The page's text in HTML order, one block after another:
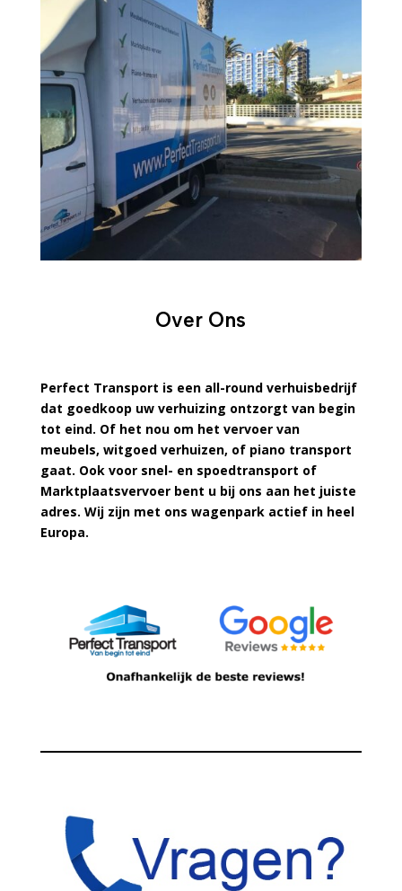
Over Ons
Perfect Transport is een all-round verhuisbedrijf
dat goedkoop uw verhuizing ontzorgt van begin
tot eind. Of het nou om het vervoer van
meubels, witgoed verhuizen, of piano transport
gaat. Ook voor snel- en spoedtransport of
Marktplaatsvervoer bent u bij ons aan het juiste
adres. Wij zijn met ons wagenpark actief in heel
Europa.